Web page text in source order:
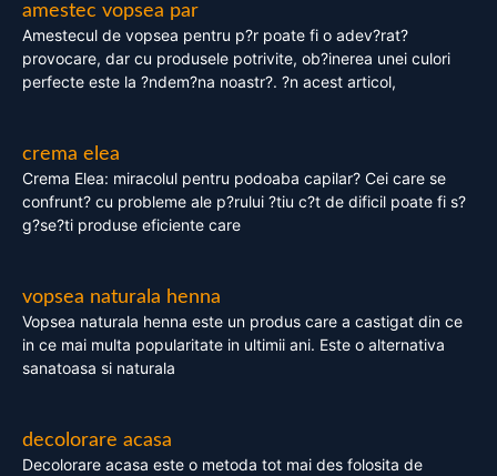
amestec vopsea par
Amestecul de vopsea pentru p?r poate fi o adev?rat?
provocare, dar cu produsele potrivite, ob?inerea unei culori
perfecte este la ?ndem?na noastr?. ?n acest articol,
crema elea
Crema Elea: miracolul pentru podoaba capilar? Cei care se
confrunt? cu probleme ale p?rului ?tiu c?t de dificil poate fi s?
g?se?ti produse eficiente care
vopsea naturala henna
Vopsea naturala henna este un produs care a castigat din ce
in ce mai multa popularitate in ultimii ani. Este o alternativa
sanatoasa si naturala
decolorare acasa
Decolorare acasa este o metoda tot mai des folosita de